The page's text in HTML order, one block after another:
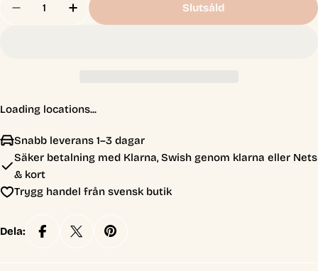
Minska Antal För Pokémon TCG - Scarlet
Öka Antal För Pokémon TCG - Scarlet
Slutsåld
Loading locations...
Snabb leverans 1–3 dagar
Säker betalning med Klarna, Swish genom klarna eller Nets
& kort
Trygg handel från svensk butik
Dela: